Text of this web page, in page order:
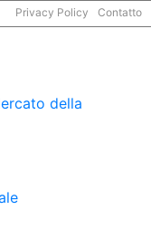
Privacy Policy Contatto
della